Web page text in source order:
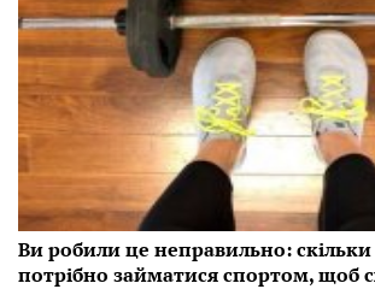
Ви робили це неправильно: скільки
потрібно займатися спортом, щоб